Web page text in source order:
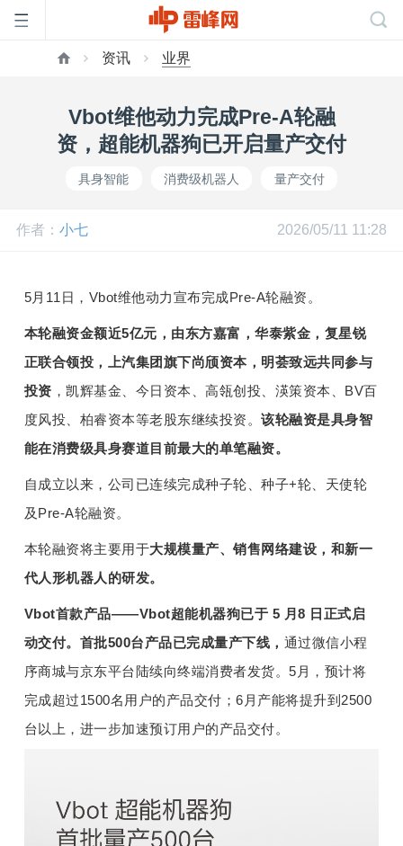
页
网
课
活
中
心
GAIR
题
资讯 业界
Vbot维他动力完成Pre-A轮融
资，超能机器狗已开启量产交付
具身智能 消费级机器人 量产交付
作者： 小七 2026/05/11 11:28
5月11日，Vbot维他动力宣布完成Pre-A轮融资。
本轮融资金额近5亿元，由东方嘉富，华泰紫金，复星锐
正联合领投，上汽集团旗下尚颀资本，明荟致远共同参与
投资 ，凯辉基金、今日资本、高瓴创投、渶策资本、BV百
度风投、柏睿资本等老股东继续投资。该轮融资是具身智
能在消费级具身赛道目前最大的单笔融资。
自成立以来，公司已连续完成种子轮、种子+轮、天使轮
及Pre-A轮融资。
本轮融资将主要用于大规模量产、销售网络建设，和新一
代人形机器人的研发。
Vbot首款产品——Vbot超能机器狗已于 5 月8 日正式启
动交付。首批500台产品已完成量产下线， 通过微信小程
序商城与京东平台陆续向终端消费者发货。5月，预计将
完成超过1500名用户的产品交付；6月产能将提升到2500
台以上，进一步加速预订用户的产品交付。